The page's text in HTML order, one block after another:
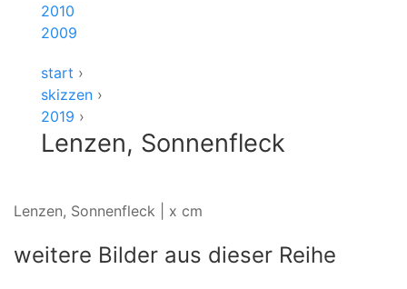
2010
2009
start ›
skizzen ›
2019 ›
Lenzen, Sonnenfleck
Lenzen, Sonnenfleck | x cm
weitere Bilder aus dieser Reihe